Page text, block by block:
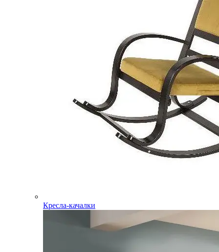
Кресла-качалки